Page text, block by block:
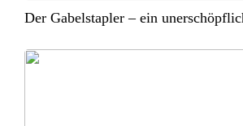
Der Gabelstapler – ein